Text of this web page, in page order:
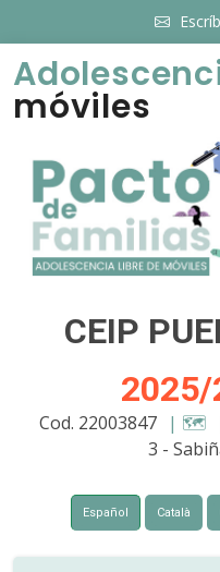
móviles
CEIP
Cod. 22003847 | 🗺️
3 -
Español Català